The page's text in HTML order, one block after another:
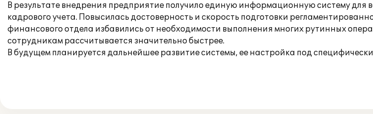
В результате внедрения предприятие получило единую информационную систему для
кадрового учета. Повысилась достоверность и скорость подготовки
финансового отдела избавились от необходимости выполнения многих рутинных
сотрудникам рассчитывается значительно быстрее.
В будущем планируется дальнейшее развитие системы, ее настройка под